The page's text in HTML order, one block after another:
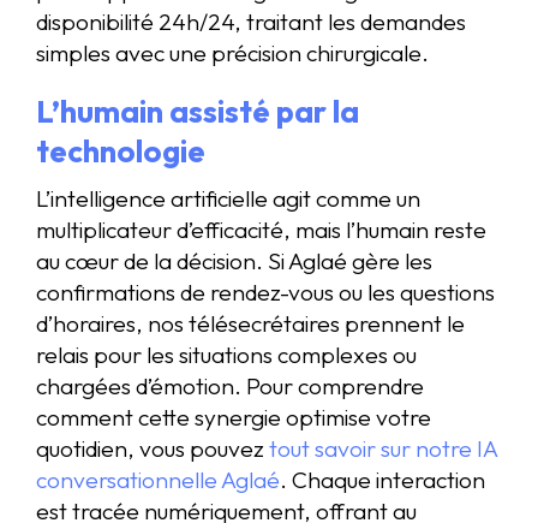
disponibilité 24h/24, traitant les demandes
simples avec une précision chirurgicale.
L’humain assisté par la
technologie
L’intelligence artificielle agit comme un
multiplicateur d’efficacité, mais l’humain reste
au cœur de la décision. Si Aglaé gère les
confirmations de rendez-vous ou les questions
d’horaires, nos télésecrétaires prennent le
relais pour les situations complexes ou
chargées d’émotion. Pour comprendre
comment cette synergie optimise votre
quotidien, vous pouvez tout savoir sur notre IA
conversationnelle Aglaé. Chaque interaction
est tracée numériquement, offrant au